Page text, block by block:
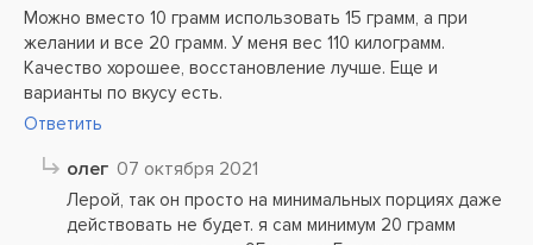
Можно вместо 10 грамм использовать 15 грамм, а при
желании и все 20 грамм. У меня вес 110 килограмм.
Качество хорошее, восстановление лучше. Еще и
варианты по вкусу есть.
Ответить
олег 07 октября 2021
Лерой, так он просто на минимальных порциях даже
действовать не будет. я сам минимум 20 грамм